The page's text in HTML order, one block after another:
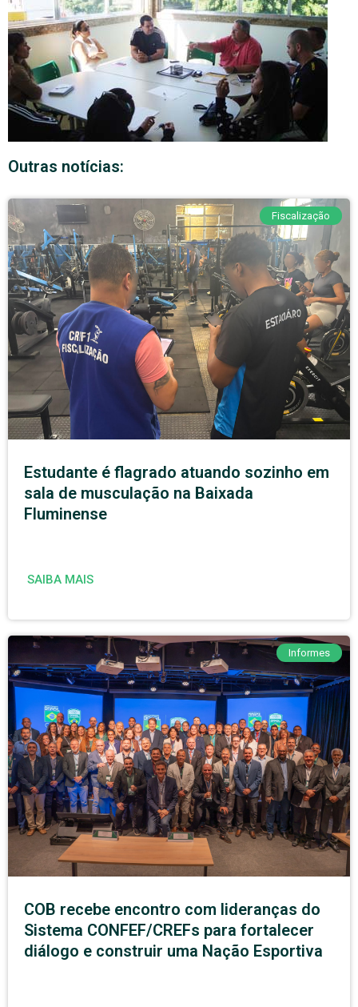
Outras notícias:
Fiscalização
Estudante é flagrado atuando sozinho em
sala de musculação na Baixada
Fluminense
SAIBA MAIS
Informes
COB recebe encontro com lideranças do
Sistema CONFEF/CREFs para fortalecer
diálogo e construir uma Nação Esportiva